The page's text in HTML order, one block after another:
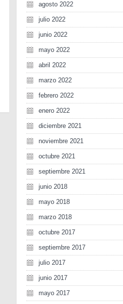
agosto 2022
julio 2022
junio 2022
mayo 2022
abril 2022
marzo 2022
febrero 2022
enero 2022
diciembre 2021
noviembre 2021
octubre 2021
septiembre 2021
junio 2018
mayo 2018
marzo 2018
octubre 2017
septiembre 2017
julio 2017
junio 2017
mayo 2017